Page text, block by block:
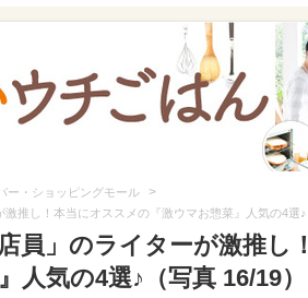
ー・ショッピングモール >
激推し！本当にオススメの『激ウマお惣菜』人気の4選♪
員」のライターが激推し
人気の4選♪（写真 16/19）